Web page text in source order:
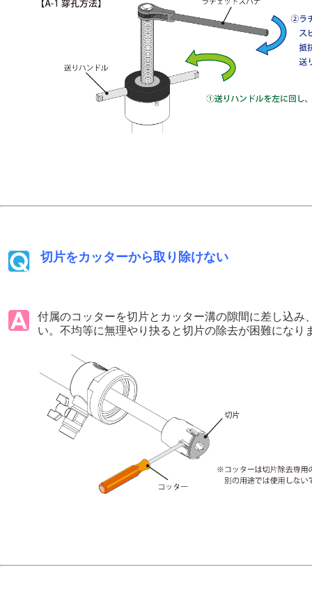
切片をカッターから取り除けない
付属のコッターを切片とカッター溝の隙間に差し込み
い。不均等に無理やり抉ると切片の除去が困難になり